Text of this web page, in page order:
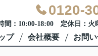
0120-
間：10:00-18:00 定休日：火
プ 会社概要 お問